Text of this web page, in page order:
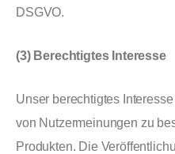
DSGVO.
(3) Berechtigtes Interesse
Unser berechtigtes
von Nutzermeinungen zu
Produkten. Die